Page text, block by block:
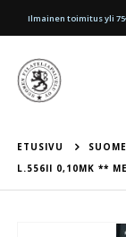
Ilmainen toimitus yli
ETUSIVU
L.556II 0,10MK **